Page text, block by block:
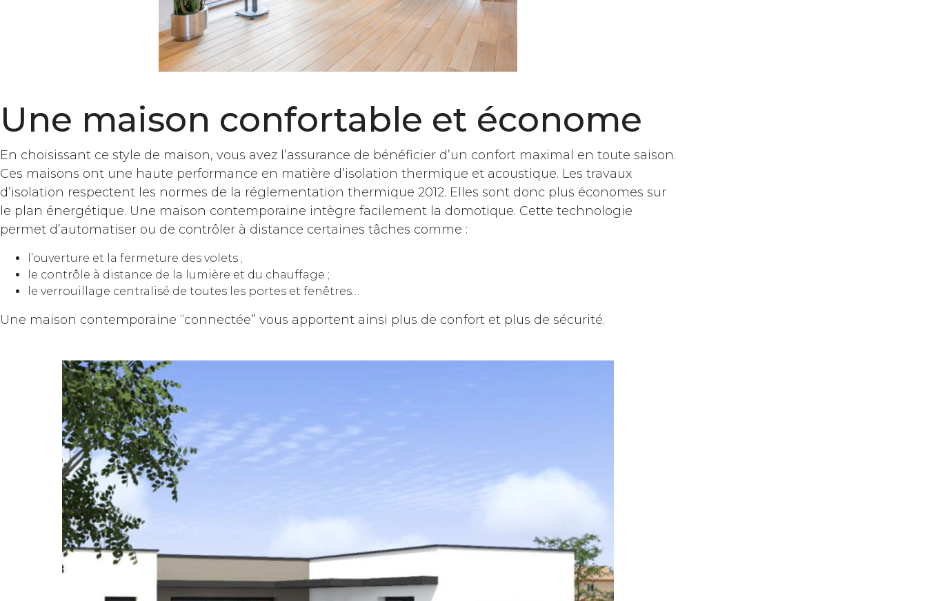
Une maison confortable et économe
En choisissant ce style de maison, vous avez l’assurance de bénéficier d’un confort maximal en toute saison.
Ces maisons ont une haute performance en matière d’isolation thermique et acoustique. Les travaux
d’isolation respectent les normes de la réglementation thermique 2012. Elles sont donc plus économes sur
le plan énergétique. Une maison contemporaine intègre facilement la domotique. Cette technologie
permet d’automatiser ou de contrôler à distance certaines tâches comme :
l’ouverture et la fermeture des volets ;
le contrôle à distance de la lumière et du chauffage ;
le verrouillage centralisé de toutes les portes et fenêtres…
Une maison contemporaine “connectée” vous apportent ainsi plus de confort et plus de sécurité.